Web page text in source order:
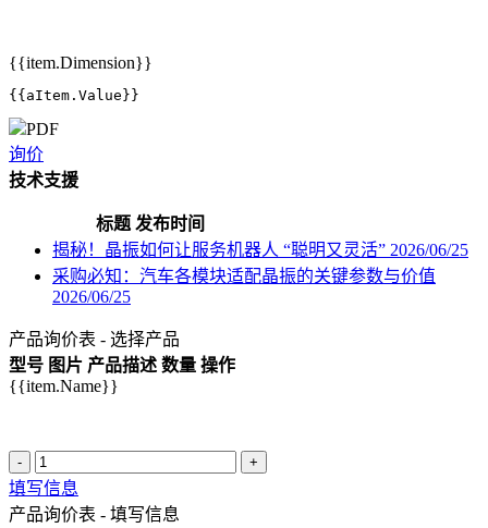
{{item.Dimension}}
{{aItem.Value}}
PDF
询价
技术支援
标题 发布时间
揭秘！晶振如何让服务机器人 “聪明又灵活” 2026/06/25
采购必知：汽车各模块适配晶振的关键参数与价值
2026/06/25
产品询价表 - 选择产品
型号 图片 产品描述 数量 操作
{{item.Name}}
- +
填写信息
产品询价表 - 填写信息